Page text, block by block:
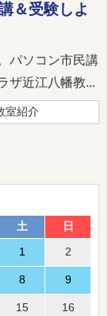
＆受験しよ
パソコン市民講
ザ近江八幡教...
室紹介
土 日
1 2
8 9
15 16